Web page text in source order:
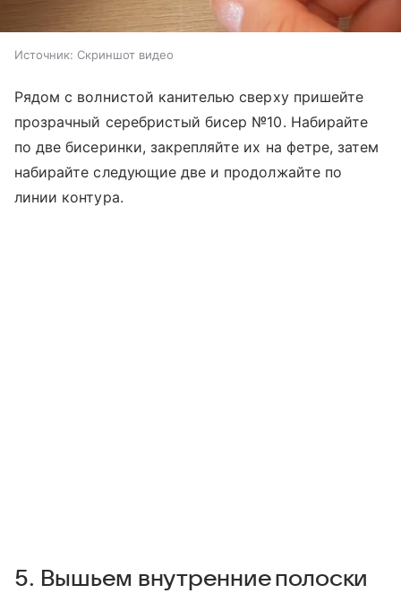
Источник: Скриншот видео
Рядом с волнистой канителью сверху пришейте
прозрачный серебристый бисер №10. Набирайте
по две бисеринки, закрепляйте их на фетре, затем
набирайте следующие две и продолжайте по
линии контура.
5. Вышьем внутренние полоски